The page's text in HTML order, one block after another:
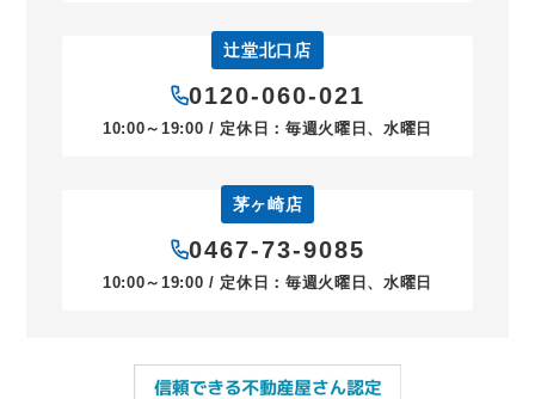
辻堂北口店
0120-060-021
10:00～19:00 / 定休日：毎週火曜日、水曜日
茅ヶ崎店
0467-73-9085
10:00～19:00 / 定休日：毎週火曜日、水曜日